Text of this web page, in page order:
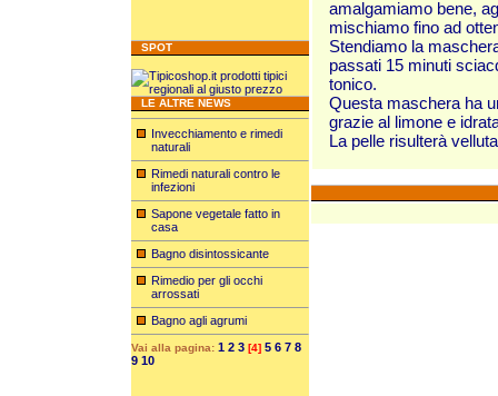
SPOT
LE ALTRE NEWS
Invecchiamento e rimedi
naturali
Rimedi naturali contro le
infezioni
Sapone vegetale fatto in
casa
Bagno disintossicante
Rimedio per gli occhi
arrossati
Bagno agli agrumi
Vai alla pagina: 1 2 3 [4] 5 6 7 8
9 10
amalgamiamo bene,
mischiamo fino ad
Stendiamo la
passati 15 minuti
tonico.
Questa maschera ha
grazie al limone e
La pelle risulterà